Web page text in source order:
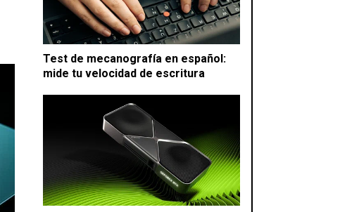
Test de mecanografía en español:
mide tu velocidad de escritura